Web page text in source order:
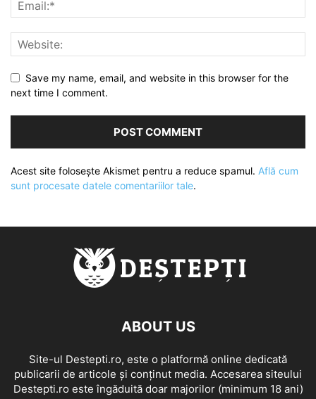
Save my name, email, and website in this browser for the
next time I comment.
Acest site folosește Akismet pentru a reduce spamul. Află cum
sunt procesate datele comentariilor tale.
ABOUT US
Site-ul Destepti.ro, este o platformă online dedicată
publicarii de articole și conținut media. Accesarea siteului
Destepti.ro este îngăduită doar majorilor (minimum 18 ani)